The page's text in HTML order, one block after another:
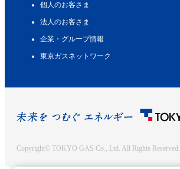
個人のお客さま
法人のお客さま
企業・グループ情報
東京ガスネットワーク
Copyright© TOKYO GAS Co., Ltd. All Rights Reserved.